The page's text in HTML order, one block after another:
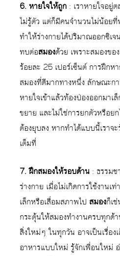
6. หายใจให้ถูก : เราหายใจอยู่
ไม่รู้ตัว แต่ก็มีคนจำนวนไม่น้อย
ทำให้ร่างกายได้ปริมาณออกซิเจ
ทบต่อสมองด้วย เพราะสมองข
ร้อยละ 25 เปอร์เซ็นต์ การฝึกห
สมองที่ดีมากทางหนึ่ง ลักษณะก
หายใจเข้าแล้วท้องป่องออกมาเ
ขยาย และไม่ใช่การยกตัวหรือย
ต้องยุบลง หากทำได้แบบนี้เราจะ
เต็มที่
7. ฝึกสมองให้รอบด้าน : ธรรม
ร่างกาย เมื่อไม่เกิดการใช้งานเ
เล็กหรือเสื่อมสภาพไป สมองก็เ
กระตุ้นให้สมองทำงานครบทุกด้
สิ่งใหม่ๆ ในทุกวัน อาจเป็นเรื่อง
อาหารแบบใหม่ รู้จักเพื่อนใหม่